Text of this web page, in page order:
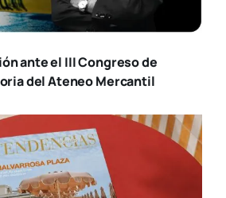
ante el III Congreso de
del Ateneo Mercantil